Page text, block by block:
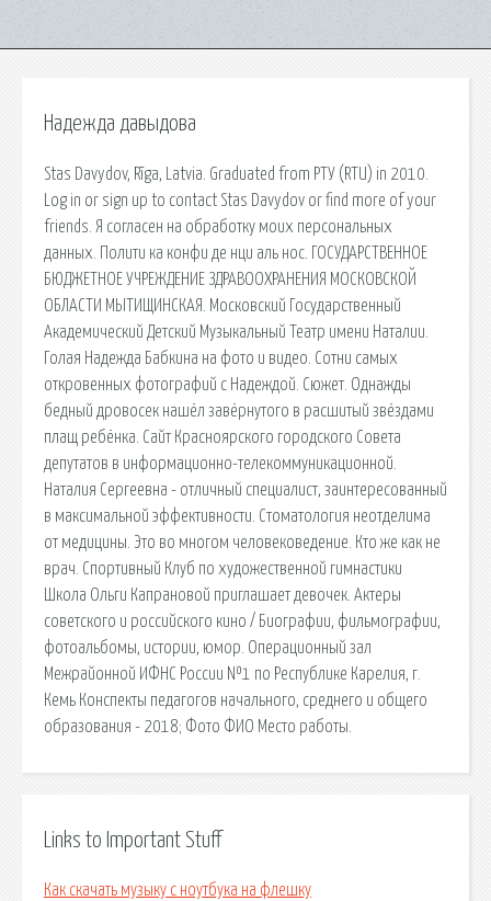
Надежда давыдова
Stas Davydov, Rīga, Latvia. Graduated from РТУ (RTU) in 2010.
Log in or sign up to contact Stas Davydov or find more of your
friends. Я согласен на обработку моих персональных
данных. Полити ка конфи де нци аль нос. ГОСУДАРСТВЕННОЕ
БЮДЖЕТНОЕ УЧРЕЖДЕНИЕ ЗДРАВООХРАНЕНИЯ МОСКОВСКОЙ
ОБЛАСТИ МЫТИЩИНСКАЯ. Московский Государственный
Академический Детский Музыкальный Театр имени Наталии.
Голая Надежда Бабкина на фото и видео. Сотни самых
откровенных фотографий с Надеждой. Сюжет. Однажды
бедный дровосек нашёл завёрнутого в расшитый звёздами
плащ ребёнка. Сайт Красноярского городского Совета
депутатов в информационно-телекоммуникационной.
Наталия Сергеевна - отличный специалист, заинтересованный
в максимальной эффективности. Стоматология неотделима
от медицины. Это во многом человековедение. Кто же как не
врач. Спортивный Клуб по художественной гимнастики
Школа Ольги Капрановой приглашает девочек. Актеры
советского и российского кино / Биографии, фильмографии,
фотоальбомы, истории, юмор. Операционный зал
Межрайонной ИФНС России №1 по Республике Карелия, г.
Кемь Конспекты педагогов начального, среднего и общего
образования - 2018; Фото ФИО Место работы.
Links to Important Stuff
Как скачать музыку с ноутбука на флешку